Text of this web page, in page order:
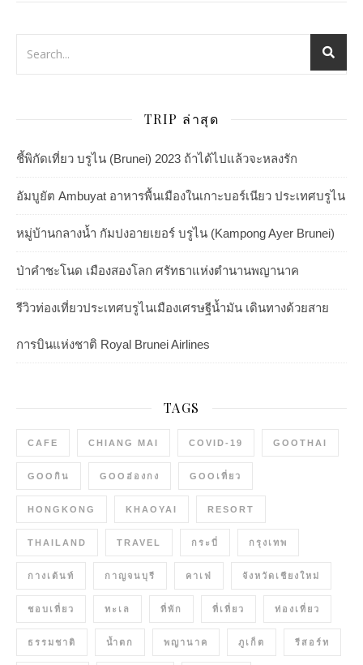
TRIP ล่าสุด
ชี้พิกัดเที่ยว บรูไน (Brunei) 2023 ถ้าได้ไปแล้วจะหลงรัก
อัมบูยัต Ambuyat อาหารพื้นเมืองในเกาะบอร์เนียว ประเทศบรูไน
หมู่บ้านกลางน้ำ กัมปงอายเยอร์ บรูไน (Kampong Ayer Brunei)
ป่าคำชะโนด เมืองสองโลก ศรัทธาแห่งตำนานพญานาค
รีวิวท่องเที่ยวประเทศบรูไนเมืองเศรษฐีน้ำมัน เดินทางด้วยสาย
การบินแห่งชาติ Royal Brunei Airlines
TAGS
CAFE CHIANG MAI COVID-19 GOOTHAI
GOOกิน GOOฮ่องกง GOOเที่ยว
HONGKONG KHAOYAI RESORT
THAILAND TRAVEL กระบี่ กรุงเทพ
กางเต้นท์ กาญจนบุรี คาเฟ่ จังหวัดเชียงใหม่
ชอบเที่ยว ทะเล ที่พัก ที่เที่ยว ท่องเที่ยว
ธรรมชาติ น้ำตก พญานาค ภูเก็ต รีสอร์ท